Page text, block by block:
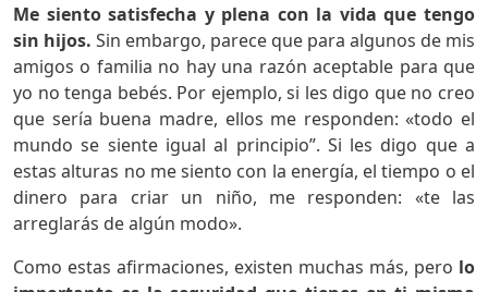
Me siento satisfecha y plena con la vida que tengo
sin hijos. Sin embargo, parece que para algunos de mis
amigos o familia no hay una razón aceptable para que
yo no tenga bebés. Por ejemplo, si les digo que no creo
que sería buena madre, ellos me responden: «todo el
mundo se siente igual al principio”. Si les digo que a
estas alturas no me siento con la energía, el tiempo o el
dinero para criar un niño, me responden: «te las
arreglarás de algún modo».
Como estas afirmaciones, existen muchas más, pero lo